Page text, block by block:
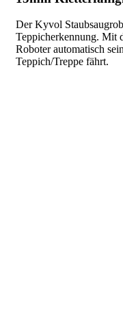
Der Kyvol
Teppicherkennung. Mit
Roboter automatisch
Teppich/Treppe fährt.